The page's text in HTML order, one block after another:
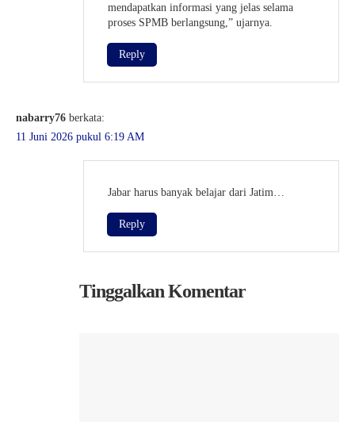
mendapatkan informasi yang jelas selama
proses SPMB berlangsung,” ujarnya.
Reply
nabarry76 berkata:
11 Juni 2026 pukul 6:19 AM
Jabar harus banyak belajar dari Jatim…
Reply
Tinggalkan Komentar